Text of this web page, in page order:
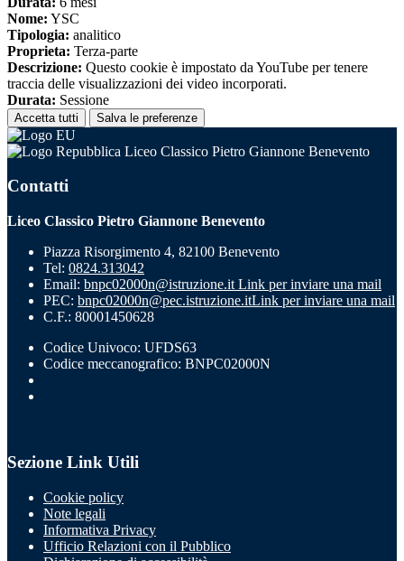
Nome: YSC
Tipologia: analitico
Proprieta: Terza-parte
Descrizione: Questo cookie è impostato da YouTube per tenere
traccia delle visualizzazioni dei video incorporati.
Durata: Sessione
Accetta tutti Salva le preferenze
Liceo Classico Pietro Giannone Benevento
Contatti
Liceo Classico Pietro Giannone Benevento
Piazza Risorgimento 4, 82100 Benevento
Tel: 0824.313042
Email: bnpc02000n@istruzione.it Link per inviare una mail
PEC: bnpc02000n@pec.istruzione.itLink per inviare una mail
C.F.: 80001450628
Codice Univoco: UFDS63
Codice meccanografico: BNPC02000N
Sezione Link Utili
Cookie policy
Note legali
Informativa Privacy
Ufficio Relazioni con il Pubblico